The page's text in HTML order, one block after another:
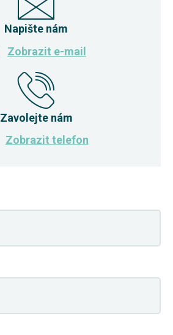
Napište nám
Zobrazit e-mail
Zavolejte nám
Zobrazit telefon